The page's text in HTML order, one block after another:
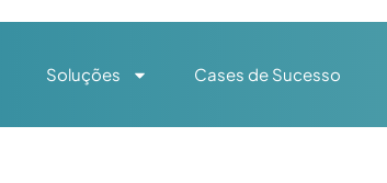
Soluções Cases de Sucesso